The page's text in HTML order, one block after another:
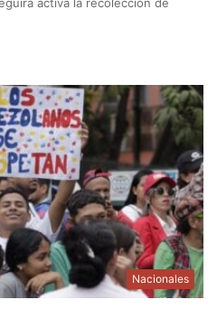
activa la recolección de
Nacionales